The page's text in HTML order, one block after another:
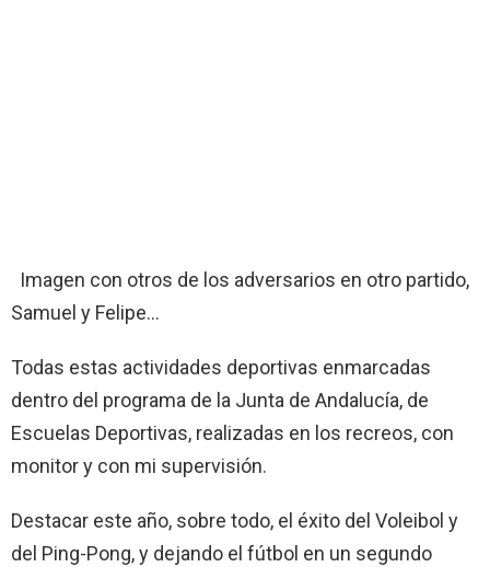
Imagen con otros de los adversarios en otro partido,
Samuel y Felipe…
Todas estas actividades deportivas enmarcadas
dentro del programa de la Junta de Andalucía, de
Escuelas Deportivas, realizadas en los recreos, con
monitor y con mi supervisión.
Destacar este año, sobre todo, el éxito del Voleibol y
del Ping-Pong, y dejando el fútbol en un segundo